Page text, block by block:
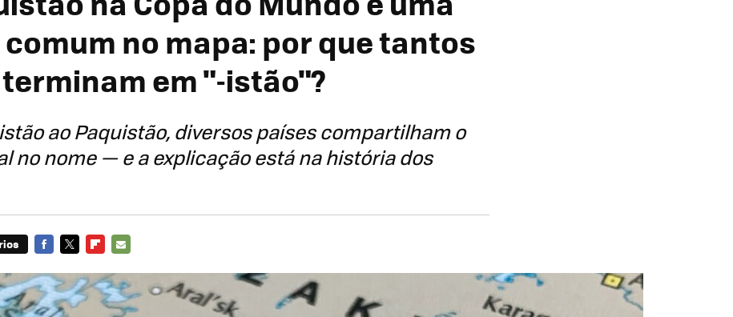
no mapa: por que tantos
em "-istão"?
ao Paquistão, diversos países compartilham o
no nome — e a explicação está na história dos
MAIL